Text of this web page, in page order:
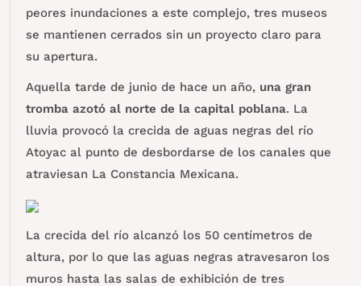
peores inundaciones a este complejo, tres museos
se mantienen cerrados sin un proyecto claro para
su apertura.
Aquella tarde de junio de hace un año, una gran
tromba azotó al norte de la capital poblana. La
lluvia provocó la crecida de aguas negras del río
Atoyac al punto de desbordarse de los canales que
atraviesan La Constancia Mexicana.
La crecida del río alcanzó los 50 centímetros de
altura, por lo que las aguas negras atravesaron los
muros hasta las salas de exhibición de tres